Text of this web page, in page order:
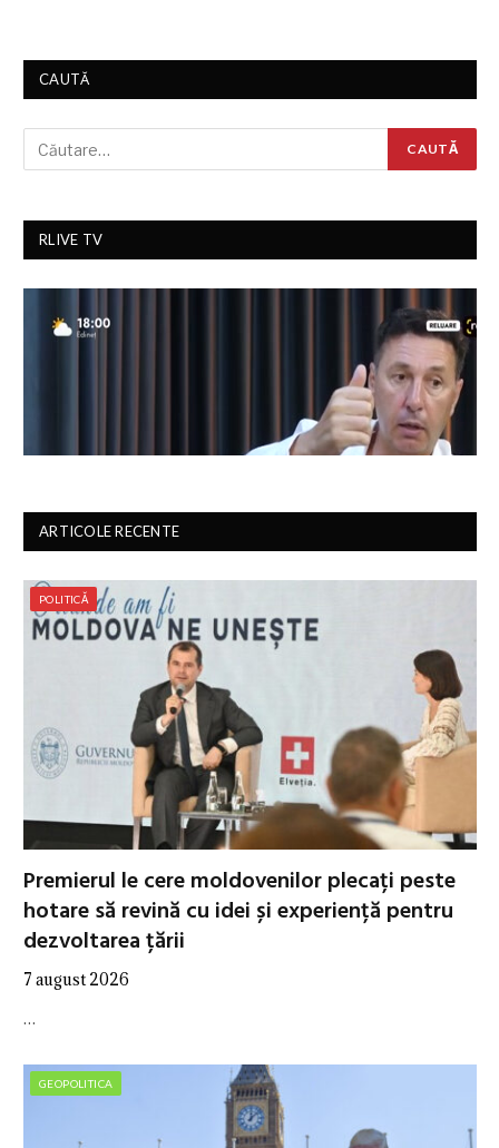
CAUTĂ
RLIVE TV
ARTICOLE RECENTE
POLITICĂ
Premierul le cere moldovenilor plecați peste
hotare să revină cu idei și experiență pentru
dezvoltarea țării
7 august 2026
…
GEOPOLITICA